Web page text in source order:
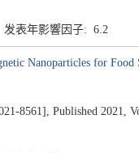
表年影響因子: 6.2
Nanoparticles for Food
8561], Published 2021,